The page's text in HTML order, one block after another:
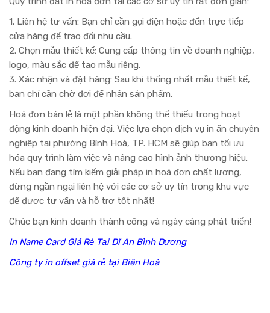
1. Liên hệ tư vấn: Bạn chỉ cần gọi điện hoặc đến trực tiếp
cửa hàng để trao đổi nhu cầu.
2. Chọn mẫu thiết kế: Cung cấp thông tin về doanh nghiệp,
logo, màu sắc để tạo mẫu riêng.
3. Xác nhận và đặt hàng: Sau khi thống nhất mẫu thiết kế,
bạn chỉ cần chờ đợi để nhận sản phẩm.
Hoá đơn bán lẻ là một phần không thể thiếu trong hoạt
động kinh doanh hiện đại. Việc lựa chọn dịch vụ in ấn chuyên
nghiệp tại phường Bình Hoà, TP. HCM sẽ giúp bạn tối ưu
hóa quy trình làm việc và nâng cao hình ảnh thương hiệu.
Nếu bạn đang tìm kiếm giải pháp in hoá đơn chất lượng,
đừng ngần ngại liên hệ với các cơ sở uy tín trong khu vực
để được tư vấn và hỗ trợ tốt nhất!
Chúc bạn kinh doanh thành công và ngày càng phát triển!
In Name Card Giá Rẻ Tại Dĩ An Bình Dương
Công ty in offset giá rẻ tại Biên Hoà